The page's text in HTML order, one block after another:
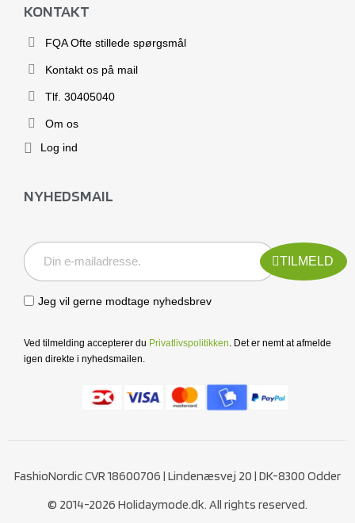
KONTAKT
FQA Ofte stillede spørgsmål
Kontakt os på mail
Tlf. 30405040
Om os
Log ind
NYHEDSMAIL
TILMELD
Jeg vil gerne modtage nyhedsbrev
Ved tilmelding accepterer du Privatlivspolitikken. Det er nemt at afmelde
igen direkte i nyhedsmailen.
FashioNordic CVR 18600706 | Lindenæsvej 20 | DK-8300 Odder
© 2014-2026 Holidaymode.dk. All rights reserved.